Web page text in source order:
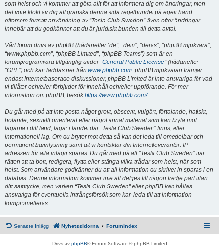
som helst och vi kommer att göra allt för att informera dig om ändringar, men
det vore klokt av dig att granska denna sida regelbundet på egen hand
eftersom fortsatt användning av “Tesla Club Sweden” även efter ändringar
innebär att du godkänner att du är juridiskt bunden till detta avtal.
Vårt forum drivs av phpBB (hädanefter “de”, “dem”, “deras”, “phpBB mjukvara”,
“www.phpbb.com”, “phpBB Limited”, “phpBB Teams”) som är en
forumprogramvara tillgänglig under “General Public License” (hädanefter
“GPL”) och kan laddas ner från www.phpbb.com. phpBB mjukvaran främjar
endast Internetbaserade diskussioner, phpBB Limited är inte ansvariga för vad
vi tillåter och/eller förbjuder för innehåll och/eller uppförande. För mer
information om phpBB, besökhttps://www.phpbb.com/.
Du går med på att inte posta något grovt, obscent, vulgärt, förtalande, hatiskt,
hotande, sexuellt orienterat eller något annat material som kan bryta mot
lagarna i ditt land, lagar i landet där “Tesla Club Sweden” finns, eller
internationell lag. Om du bryter mot detta så kan det leda till omedelbar och
permanent bannlysning samt att vi kontaktar din Internetleverantör. IP-
adressen för alla inlägg sparas. Du går med på att “Tesla Club Sweden” har
rätten att ta bort, redigera, flytta eller stänga vilka trådar som helst, när som
helst. Som användare godkänner du att all information du skriver in sparas i en
databas. Denna information kommer inte att delges till någon tredje part utan
ditt samtycke, men varken “Tesla Club Sweden” eller phpBB kan hållas
ansvariga för eventuella intrångsförsök som kan leda till att information
komprometteras.
Senaste Inlägg Nyhetssidorna Forumindex
Drivs av phpBB® Forum Software © phpBB Limited